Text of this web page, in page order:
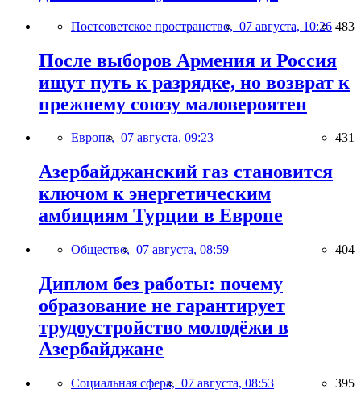
Постсоветское пространство, 07 августа, 10:26 483
После выборов Армения и Россия
ищут путь к разрядке, но возврат к
прежнему союзу маловероятен
Европа, 07 августа, 09:23 431
Азербайджанский газ становится
ключом к энергетическим
амбициям Турции в Европе
Общество, 07 августа, 08:59 404
Диплом без работы: почему
образование не гарантирует
трудоустройство молодёжи в
Азербайджане
Социальная сфера, 07 августа, 08:53 395